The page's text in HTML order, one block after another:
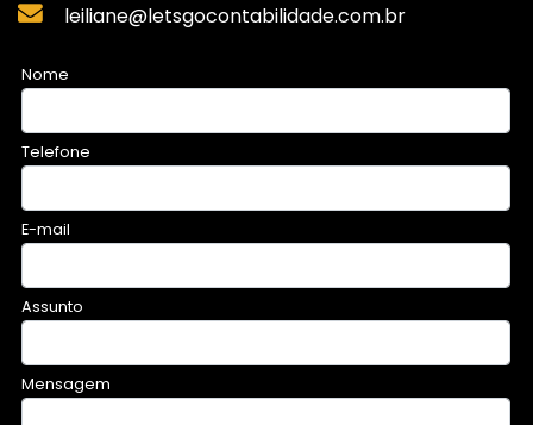
leiliane@letsgocontabilidade.com.br
Nome
Telefone
E-mail
Assunto
Mensagem